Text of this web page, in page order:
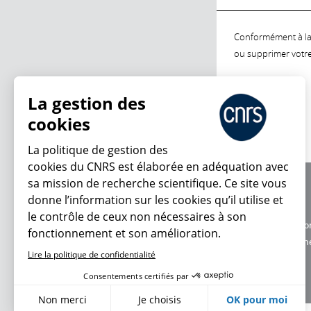
Conformément à
ou supprimer
Charte
Données
La gestion des
cookies
La politique de gestion des
cookies du CNRS est élaborée en adéquation avec
sa mission de recherche scientifique. Ce site vous
donne l’information sur les cookies qu’il utilise et
le contrôle de ceux non nécessaires à son
fonctionnement et son amélioration.
Lire la politique de confidentialité
Consentements certifiés par
Non merci Je choisis OK pour moi